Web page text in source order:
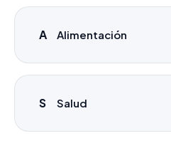
A Alimentación
S Salud